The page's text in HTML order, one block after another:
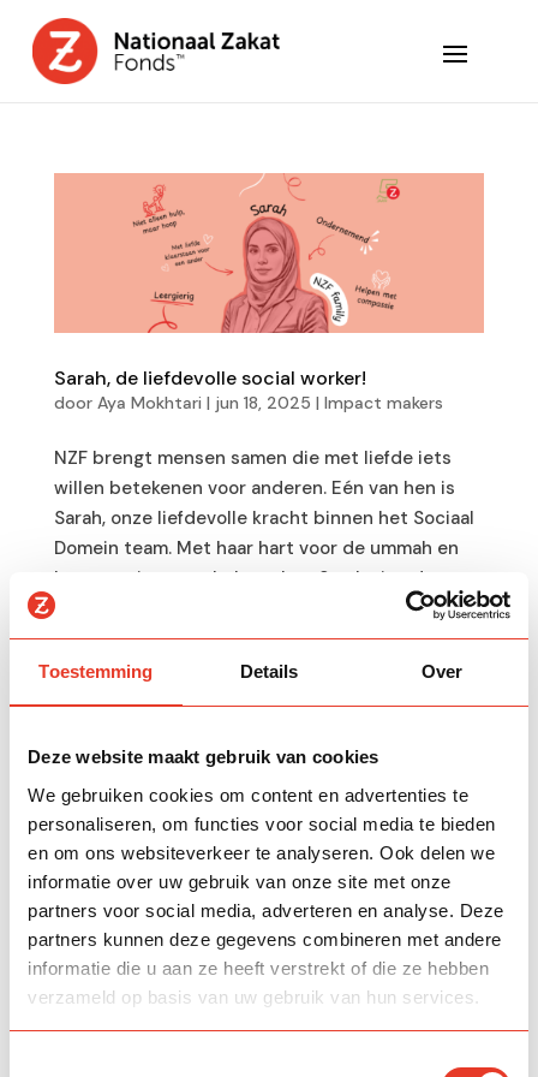
Toestemming Details Over
Deze website maakt gebruik van cookies
We gebruiken cookies om content en advertenties te
personaliseren, om functies voor social media te bieden
en om ons websiteverkeer te analyseren. Ook delen we
informatie over uw gebruik van onze site met onze
partners voor social media, adverteren en analyse. Deze
partners kunnen deze gegevens combineren met andere
informatie die u aan ze heeft verstrekt of die ze hebben
verzameld op basis van uw gebruik van hun services.
Sarah, de liefdevolle social worker!
door Aya Mokhtari | jun 18, 2025 | Impact makers
NZF brengt mensen samen die met liefde iets
willen betekenen voor anderen. Eén van hen is
Sarah, onze liefdevolle kracht binnen het Sociaal
Domein team. Met haar hart voor de ummah en
haar passie om te helpen, laat Sarah zien dat
zakat gaat om verbinden, begrijpen en...
Recente berichten
Zilveren Nisab als standaard in de Zakat-
calculator
Een Ummah van 250 Miljoen Euro!
Al Andalus: Zakat in Het Islamitische Gouden
Eeuw
5 mythen over Zakat